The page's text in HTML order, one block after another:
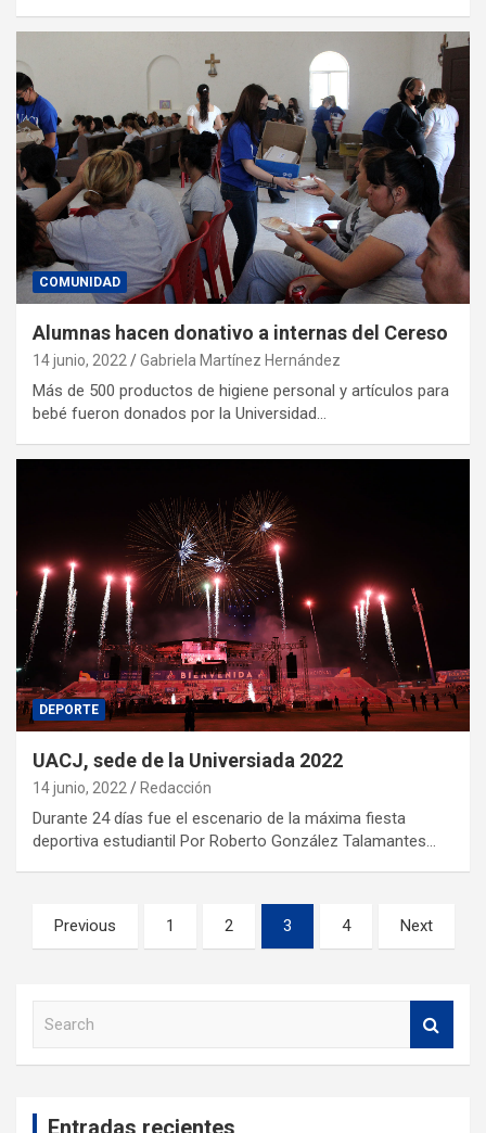
COMUNIDAD
Alumnas hacen donativo a internas del Cereso
14 junio, 2022 Gabriela Martínez Hernández
Más de 500 productos de higiene personal y artículos para
bebé fueron donados por la Universidad…
DEPORTE
UACJ, sede de la Universiada 2022
14 junio, 2022 Redacción
Durante 24 días fue el escenario de la máxima fiesta
deportiva estudiantil Por Roberto González Talamantes…
Previous 1 2 3 4 Next
Entradas recientes